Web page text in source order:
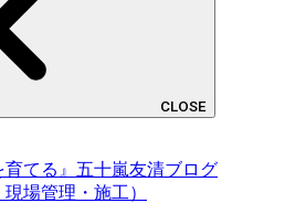
CLOSE
育てる』五十嵐友清ブログ
場管理・施工）